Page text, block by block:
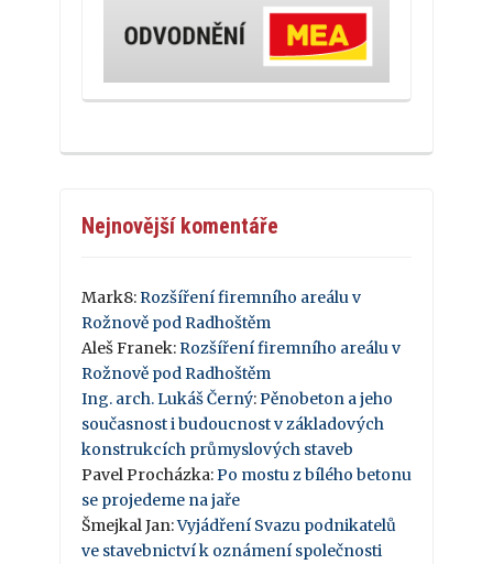
Nejnovější komentáře
Mark8: Rozšíření firemního areálu v
Rožnově pod Radhoštěm
Aleš Franek: Rozšíření firemního areálu v
Rožnově pod Radhoštěm
Ing. arch. Lukáš Černý: Pěnobeton a jeho
současnost i budoucnost v základových
konstrukcích průmyslových staveb
Pavel Procházka: Po mostu z bílého betonu
se projedeme na jaře
Šmejkal Jan:Vyjádření Svazu podnikatelů
ve stavebnictví k oznámení společnosti